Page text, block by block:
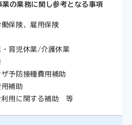
の業務に関し参考となる事項
働保険、雇用保険
・育児休業/介護休業
ザ予防接種費用補助
用補助
利用に関する補助 等